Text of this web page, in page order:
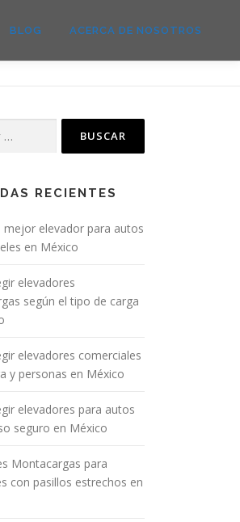
BLOG ACERCA DE NOSOTROS
RECIENTES
mejor elevador para autos
en México
elevadores
según el tipo de carga
elevadores comerciales
y personas en México
elevadores para autos
seguro en México
Montacargas para
con pasillos estrechos en